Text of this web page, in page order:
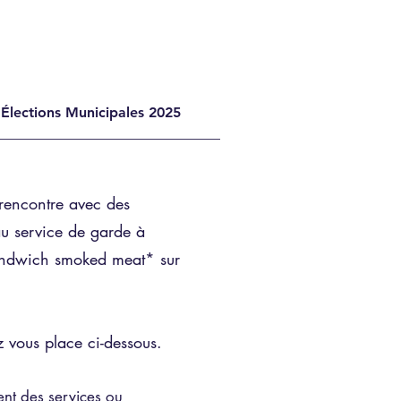
Élections Municipales 2025
avec des
service de garde à
smoked meat* sur
place ci-dessous.
des services ou